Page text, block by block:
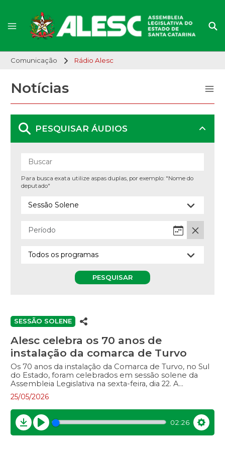
Comunicação Rádio Alesc
Notícias
PESQUISAR ÁUDIOS
Para busca exata utilize aspas duplas, por exemplo: "Nome do
deputado"
PESQUISAR
SESSÃO SOLENE
Alesc celebra os 70 anos de
instalação da comarca de Turvo
Os 70 anos da instalação da Comarca de Turvo, no Sul
do Estado, foram celebrados em sessão solene da
Assembleia Legislativa na sexta-feira, dia 22. A
solenidade ocorreu no Centro de Eventos Professora
Iria Angeloni Carlessi, no centro da cidade. O evento
em Turvo reuniu autoridades, representantes do
Poder Judiciário, familiares, servidores públicos,
aposentados e a comunidade em geral. Na cerimônia,
também foram homenageadas dezesseis
25/05/2026
Download
Play
02:26